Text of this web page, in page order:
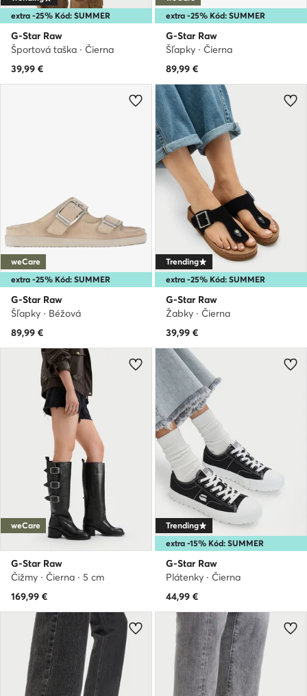
extra -25% Kód: SUMMER
G-Star Raw
Športová taška · Čierna
39,99 €
extra -25% Kód: SUMMER
G-Star Raw
Šľapky · Čierna
89,99 €
extra -25% Kód: SUMMER
weCare
G-Star Raw
Šľapky · Béžová
89,99 €
extra -25% Kód: SUMMER
Trending
G-Star Raw
Žabky · Čierna
39,99 €
weCare
G-Star Raw
Čižmy · Čierna · 5 cm
169,99 €
extra -15% Kód: SUMMER
Trending
G-Star Raw
Plátenky · Čierna
44,99 €